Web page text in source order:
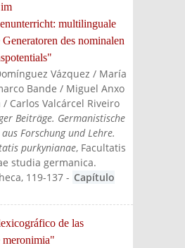
multilinguale
des nominalen
Vázquez / María
Bande / Miguel Anxo
/ Carlos Valcárcel Riveiro
Beiträge. Germanistische
Forschung und Lehre.
purkynianae, Facultatis
studia germanica.
, 119-137 - Capítulo
de las
meronimia"